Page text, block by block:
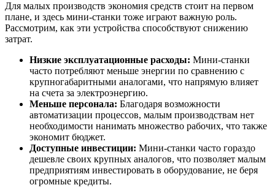
Для малых производств экономия средств стоит на первом
плане, и здесь мини-станки тоже играют важную роль.
Рассмотрим, как эти устройства способствуют снижению
затрат.
Низкие эксплуатационные расходы: Мини-станки
часто потребляют меньше энергии по сравнению с
крупногабаритными аналогами, что напрямую влияет
на счета за электроэнергию.
Меньше персонала: Благодаря возможности
автоматизации процессов, малым производствам нет
необходимости нанимать множество рабочих, что также
экономит бюджет.
Доступные инвестиции: Мини-станки часто гораздо
дешевле своих крупных аналогов, что позволяет малым
предприятиям инвестировать в оборудование, не беря
огромные кредиты.